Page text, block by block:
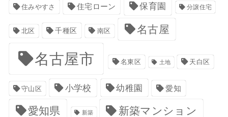
住みやすさ 住宅ローン 保育園 分譲住宅
北区 千種区 南区 名古屋
名古屋市 名東区 土地 天白区
守山区 小学校 幼稚園 愛知
愛知県 新築 新築マンション